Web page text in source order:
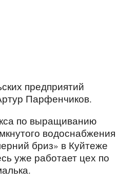
предприятий
Парфенчиков.
по выращиванию
водоснабжения
бриз» в Куйтеже
уже работает цех по